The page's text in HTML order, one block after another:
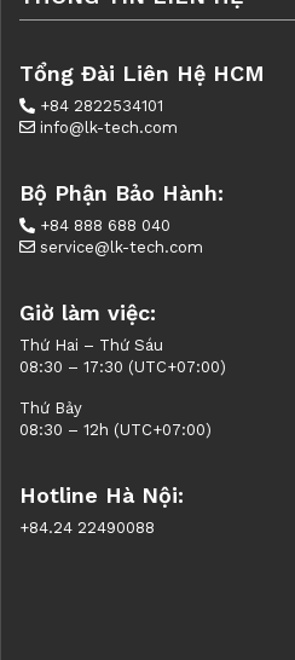
Tổng Đài Liên Hệ HCM
+84 2822534101
info@lk-tech.com
Bộ Phận Bảo Hành:
+84 888 688 040
service@lk-tech.com
Giờ làm việc:
Thứ Hai – Thứ Sáu
08:30 – 17:30 (UTC+07:00)
Thứ Bảy
08:30 – 12h (UTC+07:00)
Hotline Hà Nội:
+84.24 22490088